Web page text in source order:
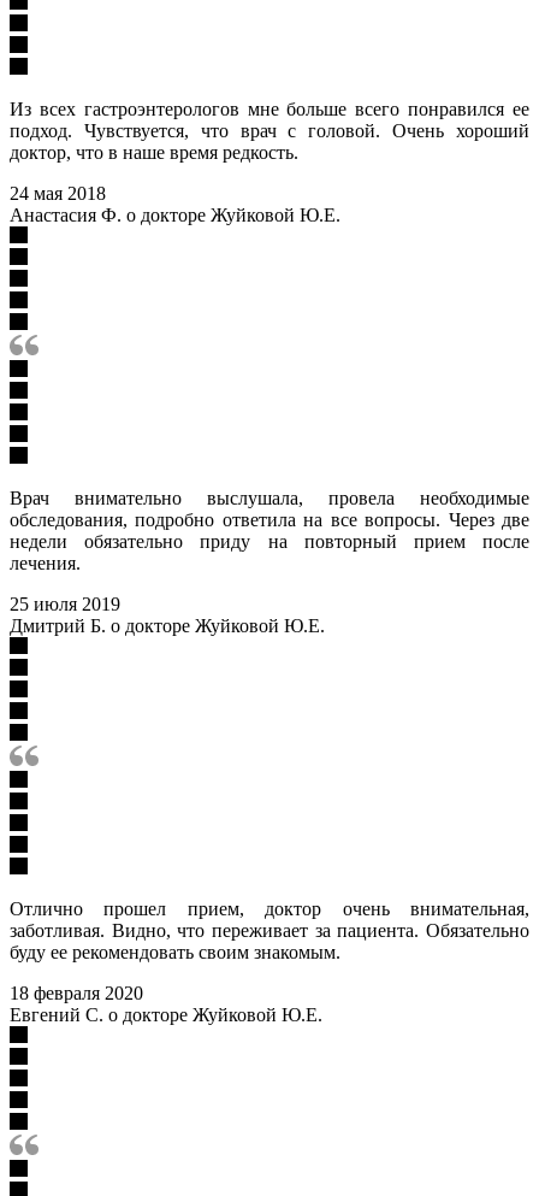
Из всех гастроэнтерологов мне больше всего понравился ее
подход. Чувствуется, что врач с головой. Очень хороший
доктор, что в наше время редкость.
24 мая 2018
Анастасия Ф. о докторе Жуйковой Ю.Е.
Врач внимательно выслушала, провела необходимые
обследования, подробно ответила на все вопросы. Через две
недели обязательно приду на повторный прием после
лечения.
25 июля 2019
Дмитрий Б. о докторе Жуйковой Ю.Е.
Отлично прошел прием, доктор очень внимательная,
заботливая. Видно, что переживает за пациента. Обязательно
буду ее рекомендовать своим знакомым.
18 февраля 2020
Евгений С. о докторе Жуйковой Ю.Е.